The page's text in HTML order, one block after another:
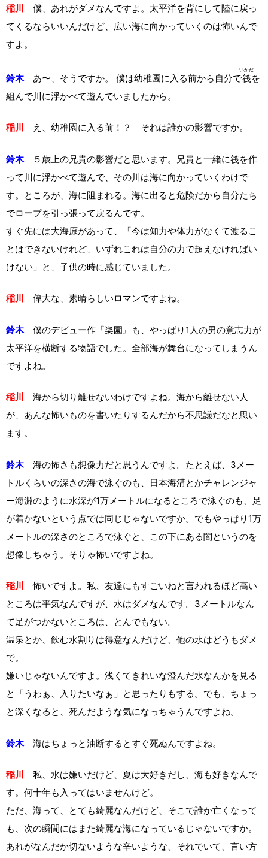
稲川
僕、あれがダメなんですよ。太平洋を背にして陸に戻っ
てくるならいいんだけど、広い海に向かっていくのは怖いんで
すよ。
鈴木あ〜、そうですか。 僕は幼稚園に入る前から自分で筏
いかだ
を
組んで川に浮かべて遊んでいましたから。
稲川 え、幼稚園に入る前！？ それは誰かの影響ですか。
鈴木５歳上の兄貴の影響だと思います。兄貴と一緒に筏を作
って川に浮かべて遊んで、その川は海に向かっていくわけで
す。ところが、海に阻まれる。海に出ると危険だから自分たち
でロープを引っ張って戻るんです。
すぐ先には大海原があって、「今は知力や体力がなくて渡るこ
とはできないけれど、いずれこれは自分の力で超えなければい
けない」と、子供の時に感じていました。
稲川 偉大な、素晴らしいロマンですよね。
鈴木僕のデビュー作『楽園』も、やっぱり1人の男の意志力が
太平洋を横断する物語でした。全部海が舞台になってしまうん
ですよね。
稲川
海から切り離せないわけですよね。海から離せない人
が、あんな怖いものを書いたりするんだから不思議だなと思い
ます。
鈴木海の怖さも想像力だと思うんですよ。たとえば、3メー
トルくらいの深さの海で泳ぐのも、日本海溝とかチャレンジャ
ー海淵のように水深が1万メートルになるところで泳ぐのも、足
が着かないという点では同じじゃないですか。でもやっぱり1万
メートルの深さのところで泳ぐと、この下にある闇というのを
想像しちゃう。そりゃ怖いですよね。
稲川
怖いですよ。私、友達にもすごいねと言われるほど高い
ところは平気なんですが、水はダメなんです。3メートルなん
て足がつかないところは、とんでもない。
温泉とか、飲む水割りは得意なんだけど、他の水はどうもダメ
で。
嫌いじゃないんですよ。浅くてきれいな澄んだ水なんかを見る
と「うわぁ、入りたいなぁ」と思ったりもする。でも、ちょっ
と深くなると、死んだような気になっちゃうんですよね。
鈴木海はちょっと油断するとすぐ死ぬんですよね。
稲川
私、水は嫌いだけど、夏は大好きだし、海も好きなんで
す。何十年も入ってはいませんけど。
ただ、海って、とても綺麗なんだけど、そこで誰か亡くなって
も、次の瞬間にはまた綺麗な海になっているじゃないですか。
あれがなんだか切ないような辛いような、それでいて、言い方